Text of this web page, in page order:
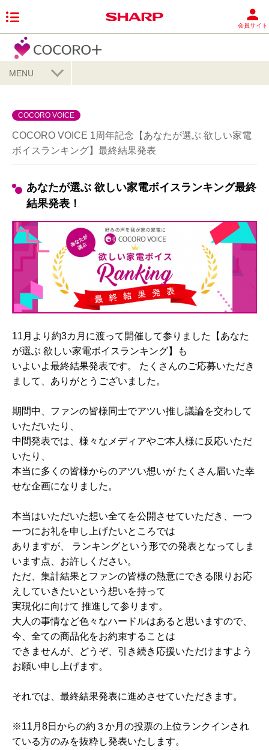
会員サイト
MENU
COCORO VOICE
COCORO VOICE 1周年記念【あなたが選ぶ 欲しい家電
ボイスランキング】最終結果発表
あなたが選ぶ 欲しい家電ボイスランキング最終
結果発表！
11月より約3カ月に渡って開催して参りました【あなた
が選ぶ 欲しい家電ボイスランキング】も
いよいよ最終結果発表です。 たくさんのご応募いただき
まして、ありがとうございました。
期間中、ファンの皆様同士でアツい推し議論を交わして
いただいたり、
中間発表では、様々なメディアやご本人様に反応いただ
いたり、
本当に多くの皆様からのアツい想いが たくさん届いた幸
せな企画になりました。
本当はいただいた想い全てを公開させていただき、一つ
一つにお礼を申し上げたいところでは
ありますが、 ランキングという形での発表となってしま
います点、お許しください。
ただ、集計結果とファンの皆様の熱意にできる限りお応
えしていきたいという想いを持って
実現化に向けて 推進して参ります。
大人の事情など色々なハードルはあると思いますので、
今、全ての商品化をお約束することは
できませんが、どうぞ、引き続き応援いただけますよう
お願い申し上げます。
それでは、最終結果発表に進めさせていただきます。
※11月8日からの約３か月の投票の上位ランクインされ
ている方のみを抜粋し発表いたします。